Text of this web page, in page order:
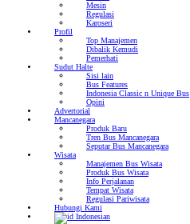
Mesin
Regulasi
Karoseri
Profil
Top Manajemen
Dibalik Kemudi
Pemerhati
Sudut Halte
Sisi lain
Bus Features
Indonesia Classic n Unique Bus
Opini
Advertorial
Mancanegara
Produk Baru
Tren Bus Mancanegara
Seputar Bus Mancanegara
Wisata
Manajemen Bus Wisata
Produk Bus Wisata
Info Perjalanan
Tempat Wisata
Regulasi Pariwisata
Hubungi Kami
Indonesian